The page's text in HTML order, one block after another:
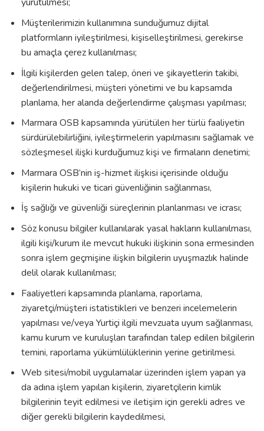
yürütülmesi;
Müşterilerimizin kullanımına sunduğumuz dijital
platformların iyileştirilmesi, kişiselleştirilmesi, gerekirse
bu amaçla çerez kullanılması;
İlgili kişilerden gelen talep, öneri ve şikayetlerin takibi,
değerlendirilmesi, müşteri yönetimi ve bu kapsamda
planlama, her alanda değerlendirme çalışması yapılması;
Marmara OSB kapsamında yürütülen her türlü faaliyetin
sürdürülebilirliğini, iyileştirmelerin yapılmasını sağlamak ve
sözleşmesel ilişki kurduğumuz kişi ve firmaların denetimi;
Marmara OSB’nin iş-hizmet ilişkisi içerisinde olduğu
kişilerin hukuki ve ticari güvenliğinin sağlanması,
İş sağlığı ve güvenliği süreçlerinin planlanması ve icrası;
Söz konusu bilgiler kullanılarak yasal hakların kullanılması,
ilgili kişi/kurum ile mevcut hukuki ilişkinin sona ermesinden
sonra işlem geçmişine ilişkin bilgilerin uyuşmazlık halinde
delil olarak kullanılması;
Faaliyetleri kapsamında planlama, raporlama,
ziyaretçi/müşteri istatistikleri ve benzeri incelemelerin
yapılması ve/veya Yurtiçi ilgili mevzuata uyum sağlanması,
kamu kurum ve kuruluşları tarafından talep edilen bilgilerin
temini, raporlama yükümlülüklerinin yerine getirilmesi.
Web sitesi/mobil uygulamalar üzerinden işlem yapan ya
da adına işlem yapılan kişilerin, ziyaretçilerin kimlik
bilgilerinin teyit edilmesi ve iletişim için gerekli adres ve
diğer gerekli bilgilerin kaydedilmesi,